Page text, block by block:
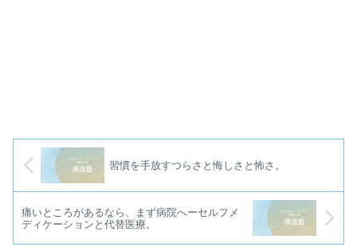
習慣を手放すつらさと悔しさと怖さ。
痛いところがあるなら、まず病院へーセルフメ
ディケーションと代替医療。